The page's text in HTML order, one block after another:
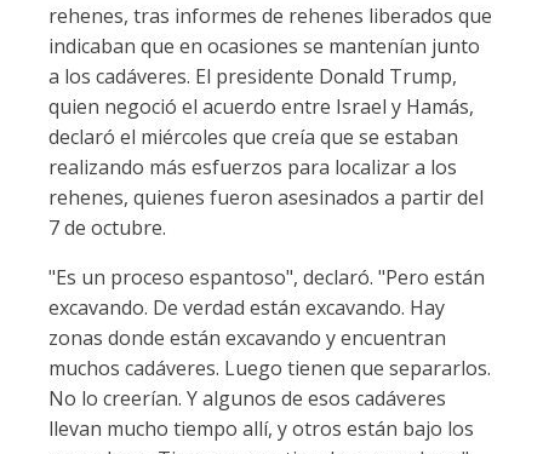
rehenes, tras informes de rehenes liberados que
indicaban que en ocasiones se mantenían junto
a los cadáveres. El presidente Donald Trump,
quien negoció el acuerdo entre Israel y Hamás,
declaró el miércoles que creía que se estaban
realizando más esfuerzos para localizar a los
rehenes, quienes fueron asesinados a partir del
7 de octubre.
"Es un proceso espantoso", declaró. "Pero están
excavando. De verdad están excavando. Hay
zonas donde están excavando y encuentran
muchos cadáveres. Luego tienen que separarlos.
No lo creerían. Y algunos de esos cadáveres
llevan mucho tiempo allí, y otros están bajo los